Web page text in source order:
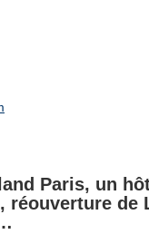
Paris, un
réouverture de